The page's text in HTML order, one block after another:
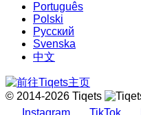
Português
Polski
Русский
Svenska
中文
© 2014-2026 Tiqets